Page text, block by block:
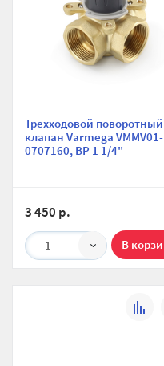
Трехходовой поворотный
клапан Varmega VMMV01-
0707160, ВР 1 1/4"
3 450 р.
1